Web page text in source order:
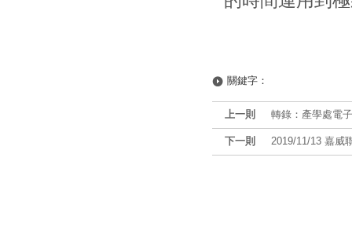
關鍵字：
上一則 轉錄：產學處電
下一則 2019/11/13 嘉威